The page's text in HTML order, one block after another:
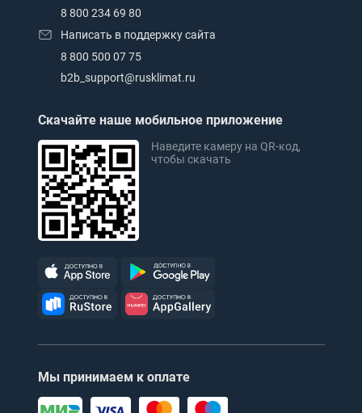
8 800 234 69 80
Написать в поддержку сайта
8 800 500 07 75
b2b_support@rusklimat.ru
Скачайте наше мобильное приложение
Наведите камеру на QR-код,
чтобы скачать
Мы принимаем к оплате